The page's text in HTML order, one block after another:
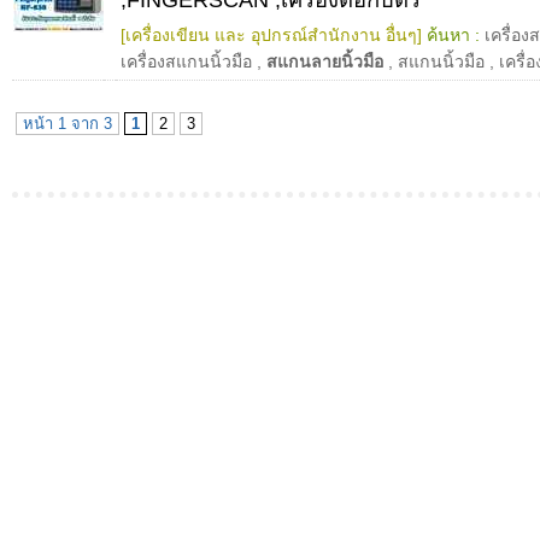
[เครื่องเขียน และ อุปกรณ์สำนักงาน อื่นๆ] ค้นหา : เครื่อง
เครื่องสแกนนิ้วมือ
สแกนลายนิ้วมือ สแกนนิ้วมือ เครื่
หน้า 1 จาก 3 1 2 3